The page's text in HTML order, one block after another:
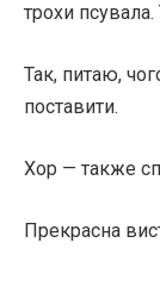
трохи псувала.
Так, питаю,
поставити.
Хор — также
Прекрасна